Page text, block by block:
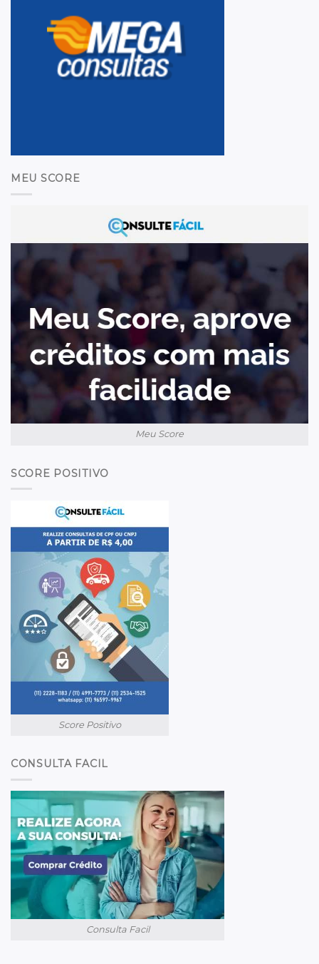
MEU SCORE
Meu Score
SCORE POSITIVO
Score Positivo
CONSULTA FACIL
Consulta Facil